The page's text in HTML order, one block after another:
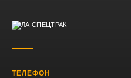
ТЕЛЕФОН